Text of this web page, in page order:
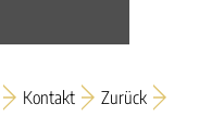
Kontakt Zurück